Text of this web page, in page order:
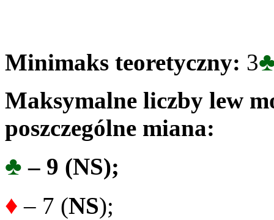
Minimaks teoretyczny: 3
Maksymalne liczby lew
poszczególne miana:
♣ – 9 (NS);
♦ – 7 (NS);